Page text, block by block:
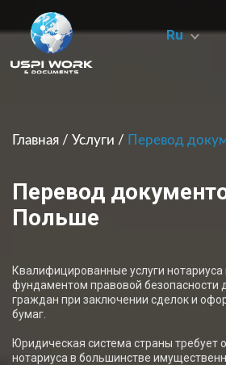
Ru
Главная / Услуги / Перевод
Перевод
Польше
Квалифицированные услуги
фундаментом правовой безопасности
граждан при заключении сделок и
бумаг.
Юридическая система страны требует
нотариуса в большинстве